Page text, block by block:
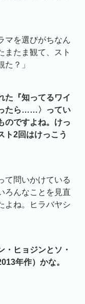
マを選びがちなん
またま観て、スト
？」
た『知ってるワイ
たら……〉ってい
のですよね。けっ
ト2回はけっこう
て問いかけている
ろんなことを見直
よね。ヒラバヤシ
・ヒョジンとソ・
年作）かな。